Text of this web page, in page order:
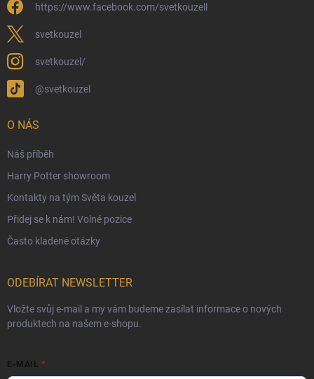
Věrnostní program
Velkoobchod
Ekologické balení objednávek
Podmínky ochrany osobních údajů
Ochranné známky a autorská práva
https://www.facebook.com/svetkouzell
svetkouzel
svetkouzel/
@svetkouzel
O NÁS
Náš příběh
Harry Potter showroom
Kontakty na tým Světa kouzel
Přidej se k nám! Volné pozice
Často kladené otázky
ODEBÍRAT NEWSLETTER
Vložte svůj e-mail a my vám budeme zasílat informace o nových
produktech na našem e-shopu.
E-MAIL